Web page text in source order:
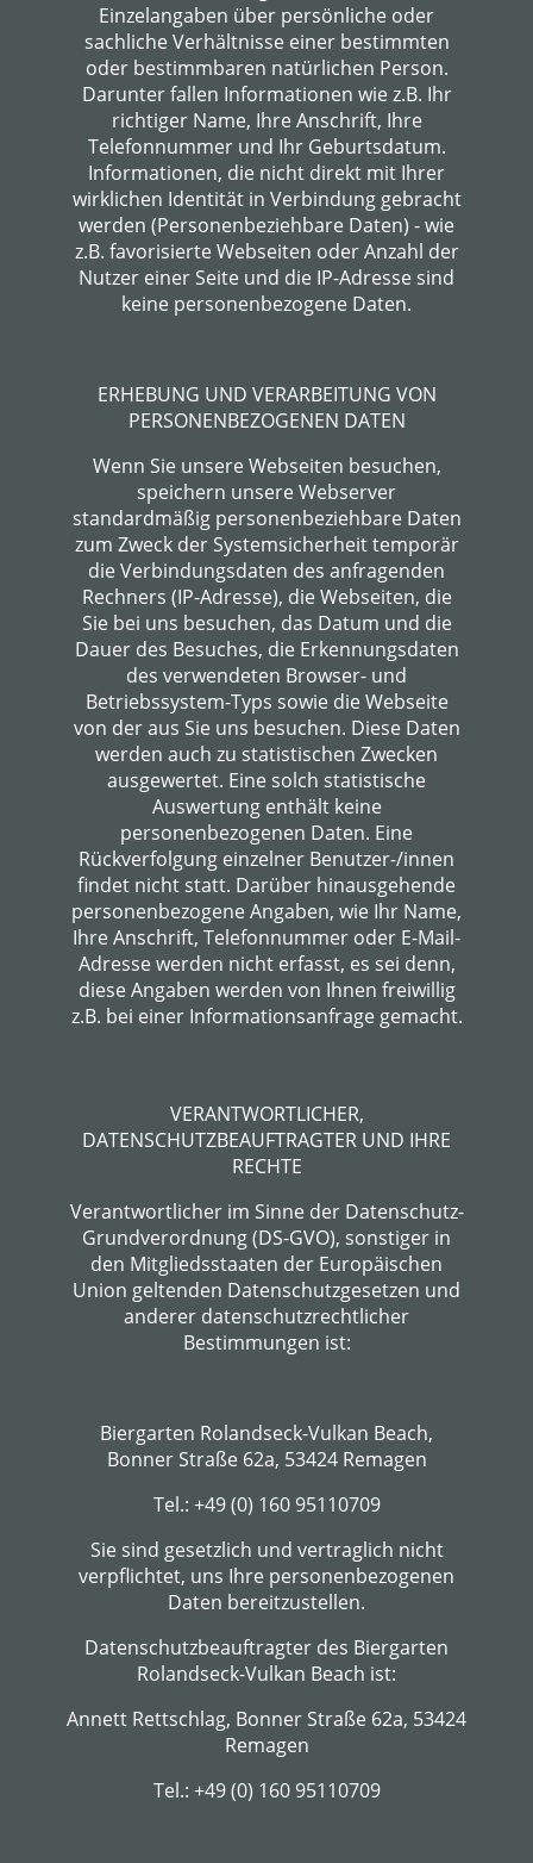
Einzelangaben über persönliche oder
sachliche Verhältnisse einer bestimmten
oder bestimmbaren natürlichen Person.
Darunter fallen Informationen wie z.B. Ihr
richtiger Name, Ihre Anschrift, Ihre
Telefonnummer und Ihr Geburtsdatum.
Informationen, die nicht direkt mit Ihrer
wirklichen Identität in Verbindung gebracht
werden (Personenbeziehbare Daten) - wie
z.B. favorisierte Webseiten oder Anzahl der
Nutzer einer Seite und die IP-Adresse sind
keine personenbezogene Daten.
ERHEBUNG UND VERARBEITUNG VON
PERSONENBEZOGENEN DATEN
Wenn Sie unsere Webseiten besuchen,
speichern unsere Webserver
standardmäßig personenbeziehbare Daten
zum Zweck der Systemsicherheit temporär
die Verbindungsdaten des anfragenden
Rechners (IP-Adresse), die Webseiten, die
Sie bei uns besuchen, das Datum und die
Dauer des Besuches, die Erkennungsdaten
des verwendeten Browser- und
Betriebssystem-Typs sowie die Webseite
von der aus Sie uns besuchen. Diese Daten
werden auch zu statistischen Zwecken
ausgewertet. Eine solch statistische
Auswertung enthält keine
personenbezogenen Daten. Eine
Rückverfolgung einzelner Benutzer-/innen
findet nicht statt. Darüber hinausgehende
personenbezogene Angaben, wie Ihr Name,
Ihre Anschrift, Telefonnummer oder E-Mail-
Adresse werden nicht erfasst, es sei denn,
diese Angaben werden von Ihnen freiwillig
z.B. bei einer Informationsanfrage gemacht.
VERANTWORTLICHER,
DATENSCHUTZBEAUFTRAGTER UND IHRE
RECHTE
Verantwortlicher im Sinne der Datenschutz-
Grundverordnung (DS-GVO), sonstiger in
den Mitgliedsstaaten der Europäischen
Union geltenden Datenschutzgesetzen und
anderer datenschutzrechtlicher
Bestimmungen ist:
Biergarten Rolandseck-Vulkan Beach,
Bonner Straße 62a, 53424 Remagen
Tel.: +49 (0) 160 95110709
Sie sind gesetzlich und vertraglich nicht
verpflichtet, uns Ihre personenbezogenen
Daten bereitzustellen.
Datenschutzbeauftragter des Biergarten
Rolandseck-Vulkan Beach ist:
Annett Rettschlag, Bonner Straße 62a, 53424
Remagen
Tel.: +49 (0) 160 95110709